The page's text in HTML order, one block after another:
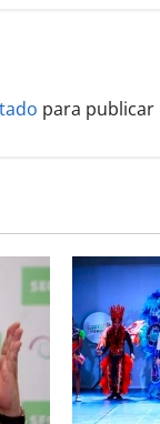
para